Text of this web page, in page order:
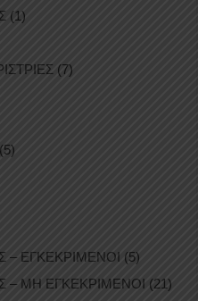
(1)
(7)
(5)
– ΕΓΚΕΚΡΙΜΕΝΟΙ (5)
– ΜΗ ΕΓΚΕΚΡΙΜΕΝΟΙ (21)